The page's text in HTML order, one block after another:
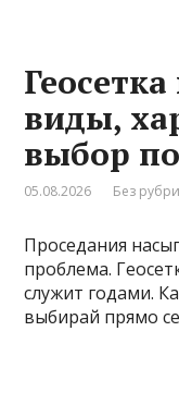
виды,
выбор
05.08.2026 Без
Проседания
проблема.
служит годами.
выбирай прямо